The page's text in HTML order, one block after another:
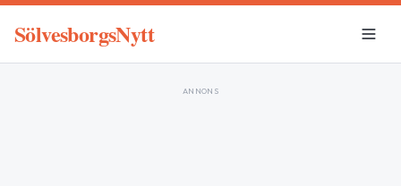
SölvesborgsNytt
ANNONS